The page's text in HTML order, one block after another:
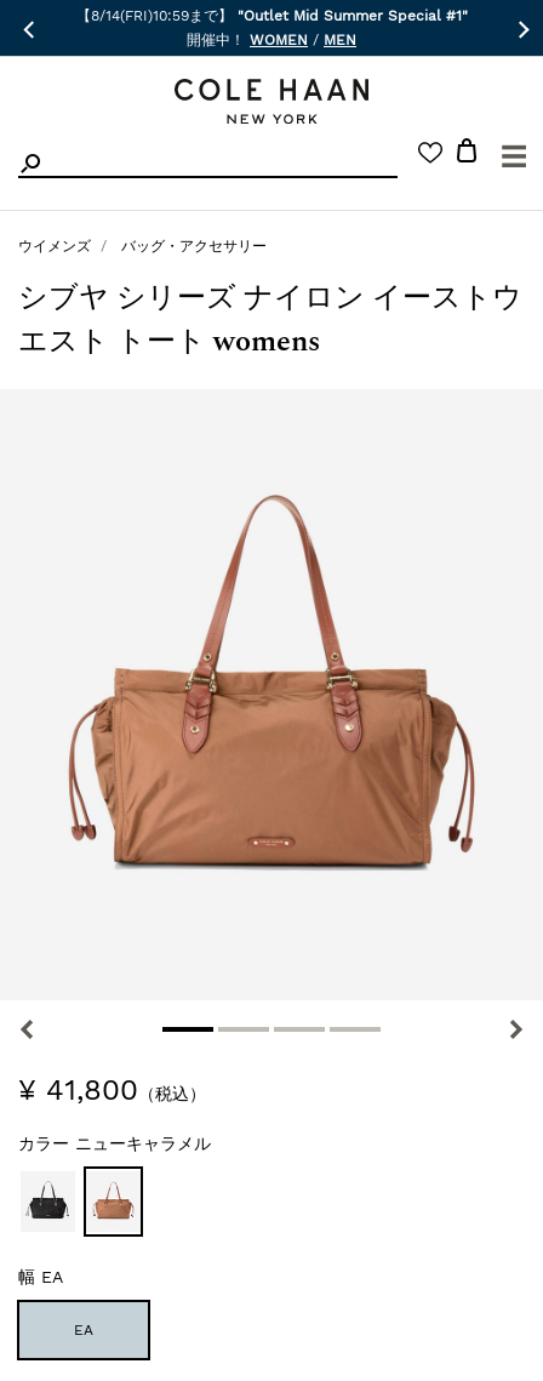
【8/14(FRI)10:59まで】
"Outlet Mid Summer Special #1"
開催中！ WOMEN / MEN
☰
ウイメンズ バッグ・アクセサリー
シブヤ シリーズ ナイロン イーストウ
エスト トート womens
¥ 41,800 （税込）
カラー ニューキャラメル
幅 EA
EA